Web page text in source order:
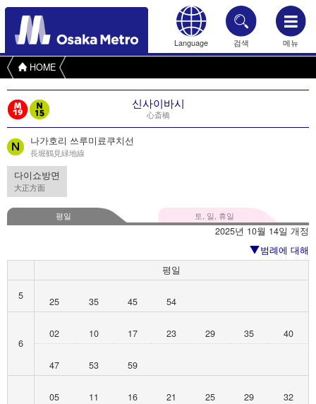
Language 검색 메뉴
HOME
신사이바시
心斎橋
나가호리 쓰루미료쿠치선
長堀鶴見緑地線
다이쇼방면
大正方面
평일 토, 일, 휴일
2025년 10월 14일 개정
범례에 대해
평일
5
25 35 45 54
6
02 10 17 23 29 35 40
47 53 59
05 11 16 21 25 29 32